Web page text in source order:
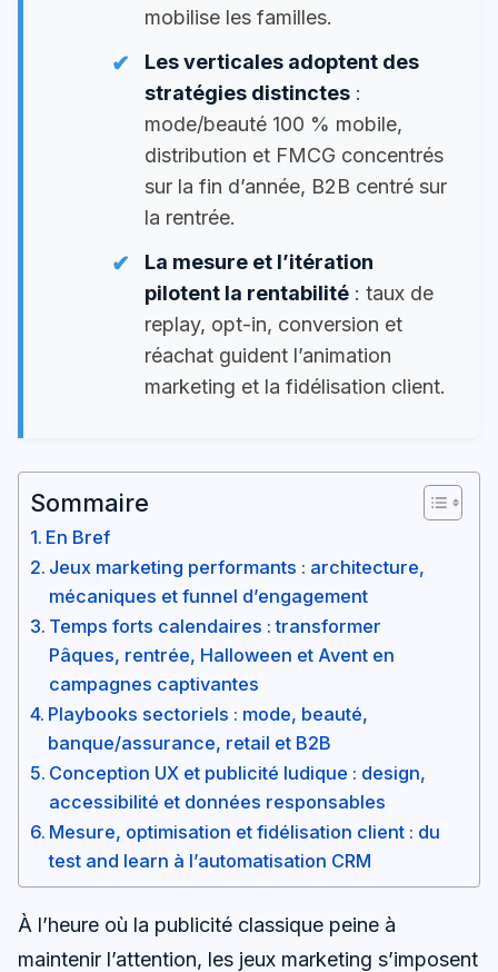
mobilise les familles.
Les verticales adoptent des
stratégies distinctes :
mode/beauté 100 % mobile,
distribution et FMCG concentrés
sur la fin d’année, B2B centré sur
la rentrée.
La mesure et l’itération
pilotent la rentabilité : taux de
replay, opt-in, conversion et
réachat guident l’animation
marketing et la fidélisation client.
Sommaire
En Bref
Jeux marketing performants : architecture,
mécaniques et funnel d’engagement
Temps forts calendaires : transformer
Pâques, rentrée, Halloween et Avent en
campagnes captivantes
Playbooks sectoriels : mode, beauté,
banque/assurance, retail et B2B
Conception UX et publicité ludique : design,
accessibilité et données responsables
Mesure, optimisation et fidélisation client : du
test and learn à l’automatisation CRM
À l’heure où la publicité classique peine à
maintenir l’attention, les jeux marketing s’imposent